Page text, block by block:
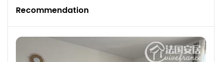
Recommendation